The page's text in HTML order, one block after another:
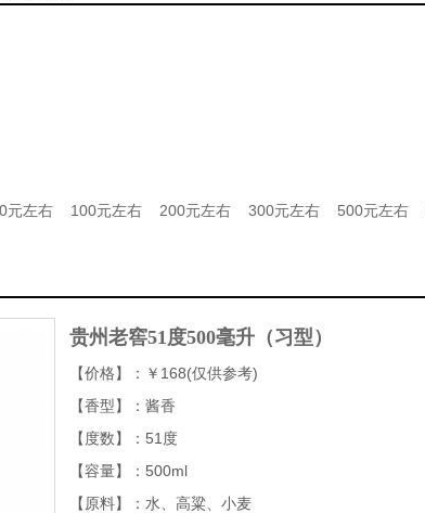
元左右 100元左右 200元左右 300元左右 500元左右
贵州老窖51度500毫升（习型）
【价格】：￥168(仅供参考)
【香型】：酱香
【度数】：51度
【容量】：500ml
【原料】：水、高粱、小麦